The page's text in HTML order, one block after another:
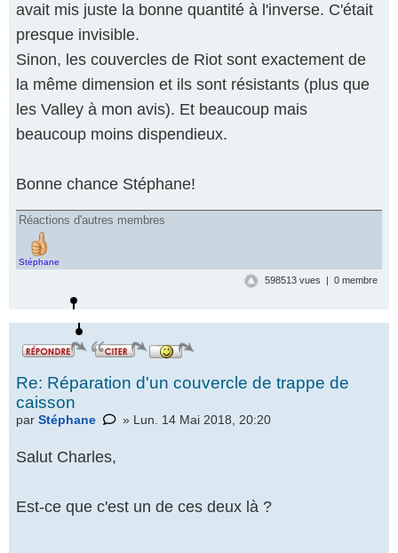
avait mis juste la bonne quantité à l'inverse. C'était
presque invisible.
Sinon, les couvercles de Riot sont exactement de
la même dimension et ils sont résistants (plus que
les Valley à mon avis). Et beaucoup mais
beaucoup moins dispendieux.
Bonne chance Stéphane!
Réactions d'autres membres
Stéphane
598513 vues | 0 membre
Re: Réparation d'un couvercle de trappe de
caisson
par Stéphane » Lun. 14 Mai 2018, 20:20
Salut Charles,
Est-ce que c'est un de ces deux là ?